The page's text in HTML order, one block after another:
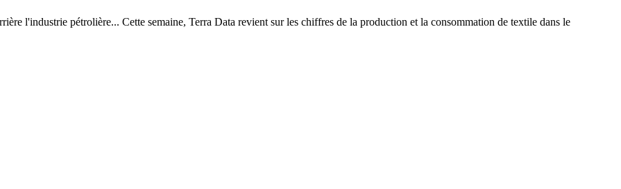
l'industrie pétrolière... Cette semaine, Terra Data revient sur les chiffres de la production et la consommation de textile dans le